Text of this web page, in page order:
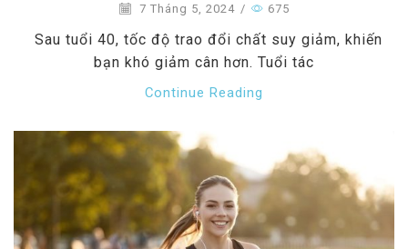
7 Tháng 5, 2024 / 675
Sau tuổi 40, tốc độ trao đổi chất suy giảm, khiến
bạn khó giảm cân hơn. Tuổi tác
Continue Reading